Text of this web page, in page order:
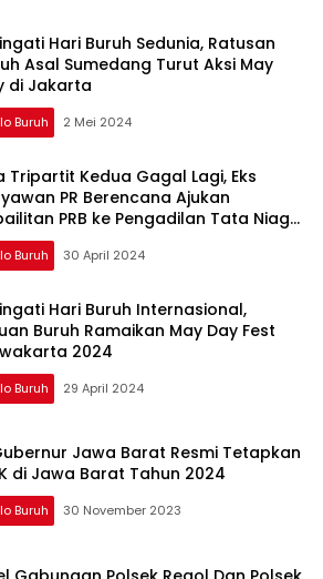
Hari Buruh Sedunia, Ratusan
Asal Sumedang Turut Aksi May
di Jakarta
Buruh 2 Mei 2024
Tripartit Kedua Gagal Lagi, Eks
PR Berencana Ajukan
PRB ke Pengadilan Tata Niaga
Buruh 30 April 2024
Hari Buruh Internasional,
Buruh Ramaikan May Day Fest
2024
Buruh 29 April 2024
Jawa Barat Resmi Tetapkan
di Jawa Barat Tahun 2024
Buruh 30 November 2023